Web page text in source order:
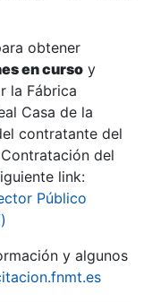
obtener
en curso y
la Fábrica
Casa de la
contratante del
del
link:
Público
y algunos